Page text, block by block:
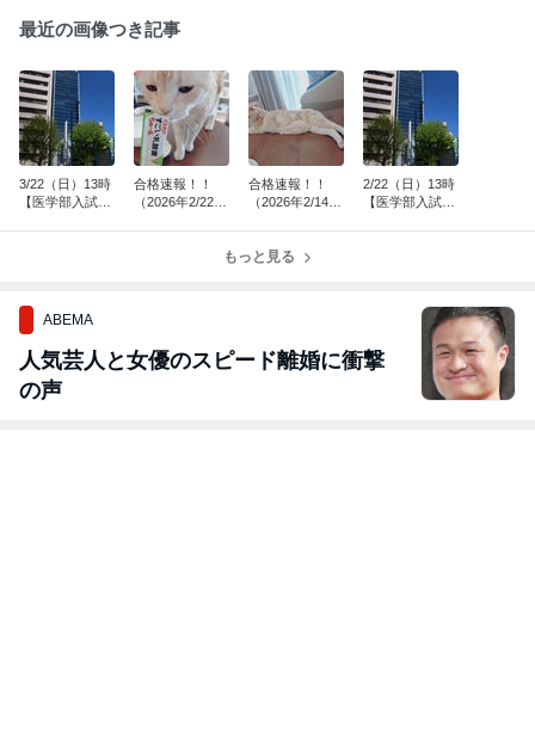
最近の画像つき記事
3/22（日）13時
【医学部入試分
合格速報！！
（2026年2/22現
合格速報！！
（2026年2/14現
2/22（日）13時
【医学部入試分
もっと見る
ABEMA
人気芸人と女優のスピード離婚に衝撃
の声